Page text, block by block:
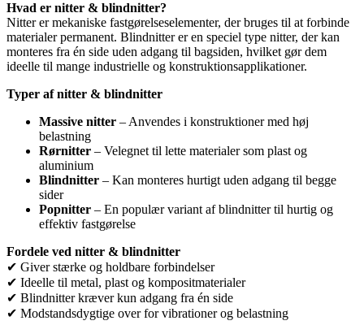
Hvad er nitter & blindnitter?
Nitter er mekaniske fastgørelseselementer, der bruges til at forbinde
materialer permanent. Blindnitter er en speciel type nitter, der kan
monteres fra én side uden adgang til bagsiden, hvilket gør dem
ideelle til mange industrielle og konstruktionsapplikationer.
Typer af nitter & blindnitter
Massive nitter – Anvendes i konstruktioner med høj
belastning
Rørnitter – Velegnet til lette materialer som plast og
aluminium
Blindnitter – Kan monteres hurtigt uden adgang til begge
sider
Popnitter – En populær variant af blindnitter til hurtig og
effektiv fastgørelse
Fordele ved nitter & blindnitter
✔ Giver stærke og holdbare forbindelser
✔ Ideelle til metal, plast og kompositmaterialer
✔ Blindnitter kræver kun adgang fra én side
✔ Modstandsdygtige over for vibrationer og belastning